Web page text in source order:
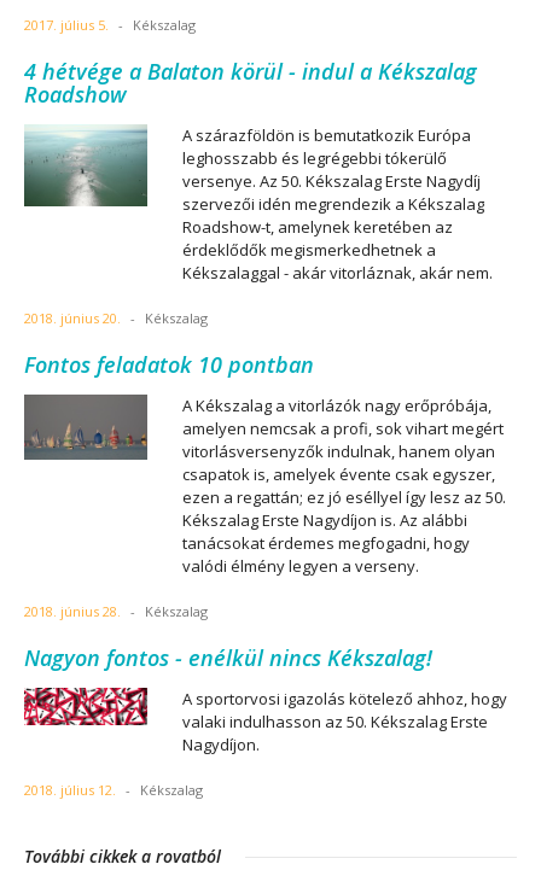
2017. július 5. - Kékszalag
4 hétvége a Balaton körül - indul a Kékszalag
Roadshow
A szárazföldön is bemutatkozik Európa
leghosszabb és legrégebbi tókerülő
versenye. Az 50. Kékszalag Erste Nagydíj
szervezői idén megrendezik a Kékszalag
Roadshow-t, amelynek keretében az
érdeklődők megismerkedhetnek a
Kékszalaggal - akár vitorláznak, akár nem.
2018. június 20. - Kékszalag
Fontos feladatok 10 pontban
A Kékszalag a vitorlázók nagy erőpróbája,
amelyen nemcsak a profi, sok vihart megért
vitorlásversenyzők indulnak, hanem olyan
csapatok is, amelyek évente csak egyszer,
ezen a regattán; ez jó eséllyel így lesz az 50.
Kékszalag Erste Nagydíjon is. Az alábbi
tanácsokat érdemes megfogadni, hogy
valódi élmény legyen a verseny.
2018. június 28. - Kékszalag
Nagyon fontos - enélkül nincs Kékszalag!
A sportorvosi igazolás kötelező ahhoz, hogy
valaki indulhasson az 50. Kékszalag Erste
Nagydíjon.
2018. július 12. - Kékszalag
További cikkek a rovatból